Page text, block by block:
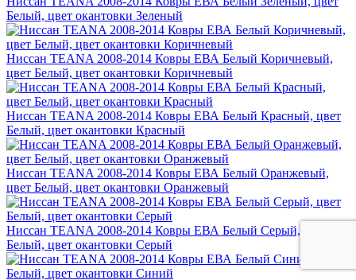
Белый, цвет окантовки Зеленый
Ниссан TEANA 2008-2014 Ковры ЕВА Белый Коричневый,
цвет Белый, цвет окантовки Коричневый
Ниссан TEANA 2008-2014 Ковры ЕВА Белый Красный, цвет
Белый, цвет окантовки Красный
Ниссан TEANA 2008-2014 Ковры ЕВА Белый Оранжевый,
цвет Белый, цвет окантовки Оранжевый
Ниссан TEANA 2008-2014 Ковры ЕВА Белый Серый, цвет
Белый, цвет окантовки Серый